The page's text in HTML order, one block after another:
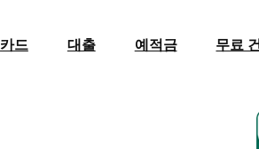
카드 대출 예적금 무료